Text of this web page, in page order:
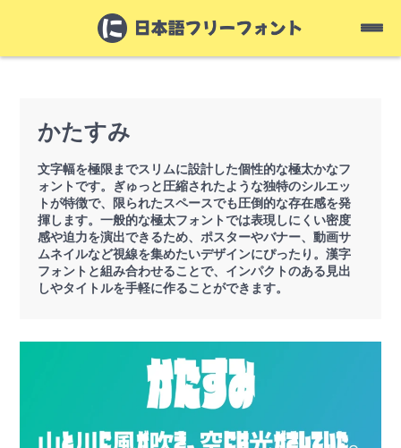
かたすみ
文字幅を極限までスリムに設計した個性的な極太かなフ
ォントです。ぎゅっと圧縮されたような独特のシルエッ
トが特徴で、限られたスペースでも圧倒的な存在感を発
揮します。一般的な極太フォントでは表現しにくい密度
感や迫力を演出できるため、ポスターやバナー、動画サ
ムネイルなど視線を集めたいデザインにぴったり。漢字
フォントと組み合わせることで、インパクトのある見出
しやタイトルを手軽に作ることができます。